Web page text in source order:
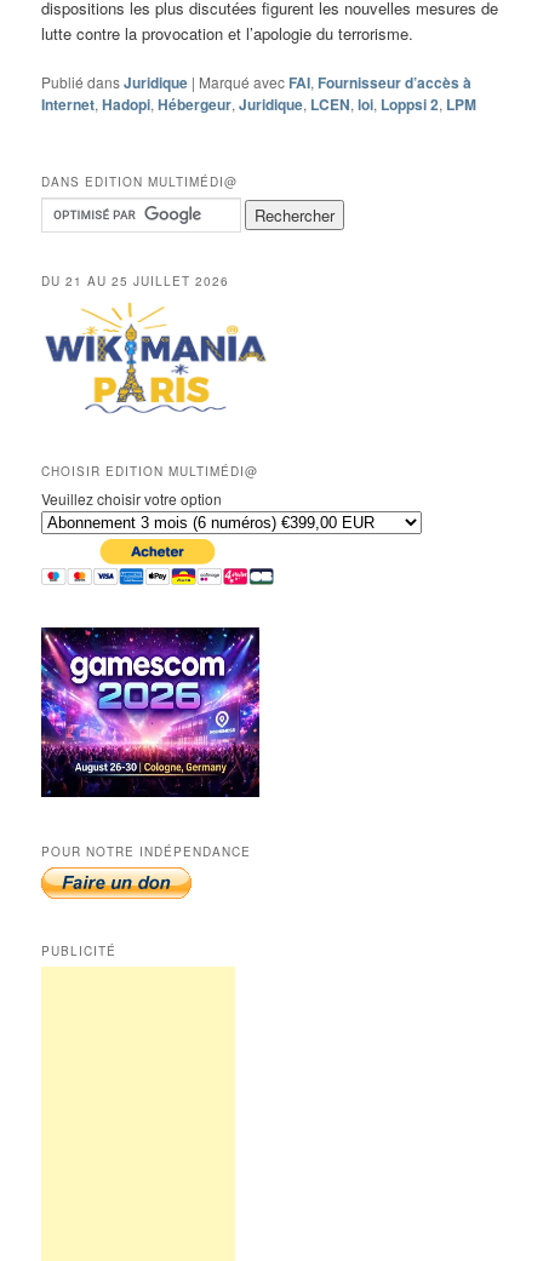
dispositions les plus discutées figurent les nouvelles mesures de
lutte contre la provocation et l’apologie du terrorisme.
Publié dansJuridique | Marqué avec FAI, Fournisseur d’accès à
Internet,Hadopi,Hébergeur,Juridique, LCEN,loi, Loppsi 2, LPM
DANS EDITION MULTIMÉDI@
DU 21 AU 25 JUILLET 2026
CHOISIR EDITION MULTIMÉDI@
Veuillez choisir votre option
POUR NOTRE INDÉPENDANCE
PUBLICITÉ